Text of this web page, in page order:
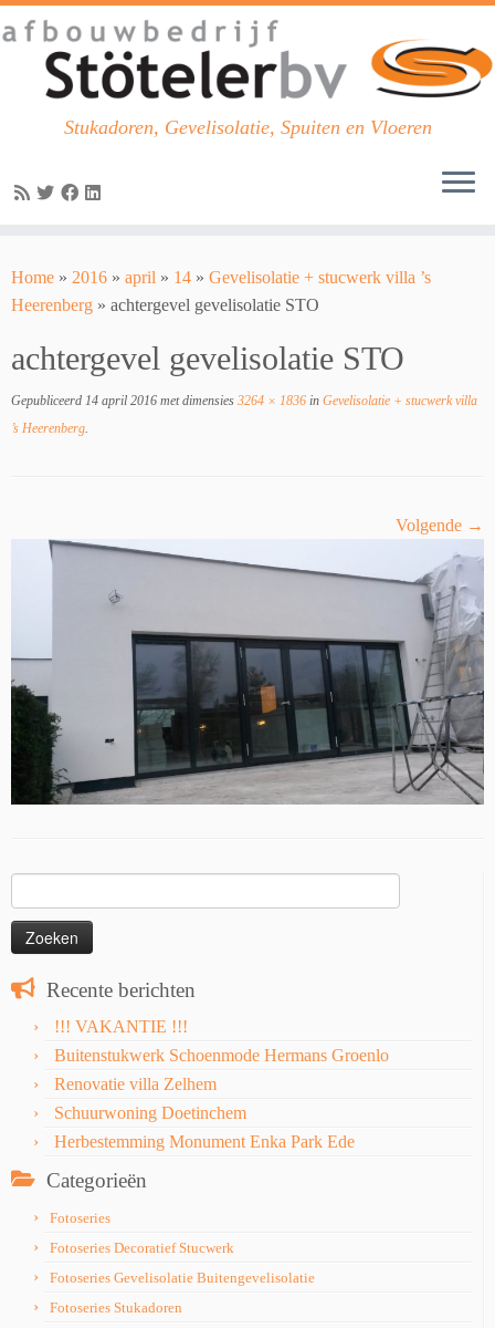
to
content
Stukadoren, Gevelisolatie, Spuiten en Vloeren
Home » 2016 » april » 14 » Gevelisolatie + stucwerk villa ’s
Heerenberg » achtergevel gevelisolatie STO
achtergevel gevelisolatie STO
Gepubliceerd 14 april 2016 met dimensies 3264 × 1836 in Gevelisolatie + stucwerk villa
’s Heerenberg
Volgende →
naar:
Recente berichten
!!! VAKANTIE !!!
Buitenstukwerk Schoenmode Hermans Groenlo
Renovatie villa Zelhem
Schuurwoning Doetinchem
Herbestemming Monument Enka Park Ede
Categorieën
Fotoseries
Fotoseries Decoratief Stucwerk
Fotoseries Gevelisolatie Buitengevelisolatie
Fotoseries Stukadoren